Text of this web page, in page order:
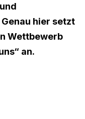
hier setzt
Wettbewerb
an.